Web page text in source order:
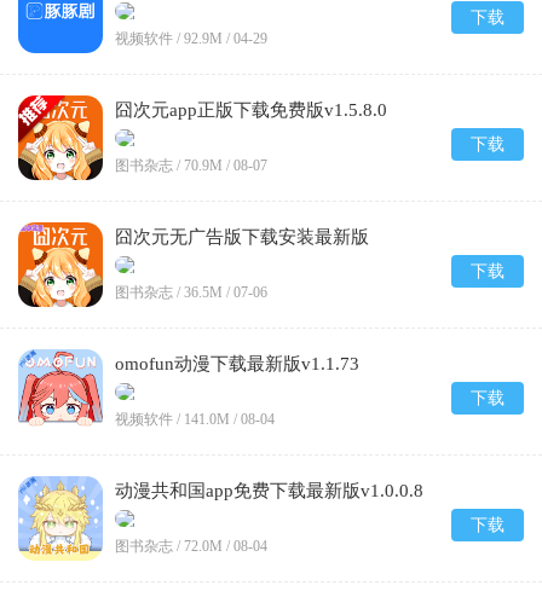
视频软件 / 92.9M / 04-29
下载
囧次元app正版下载免费版v1.5.8.0
图书杂志 / 70.9M / 08-07
下载
囧次元无广告版下载安装最新版
2026v1.5.8.0
图书杂志 / 36.5M / 07-06
下载
omofun动漫下载最新版v1.1.73
视频软件 / 141.0M / 08-04
下载
动漫共和国app免费下载最新版v1.0.0.8
图书杂志 / 72.0M / 08-04
下载